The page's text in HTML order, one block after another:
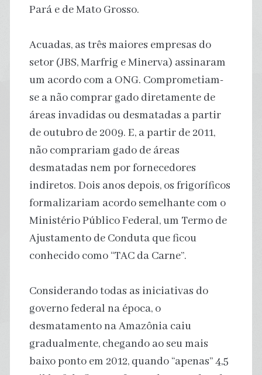
Pará e de Mato Grosso.
Acuadas, as três maiores empresas do
setor (JBS, Marfrig e Minerva) assinaram
um acordo com a ONG. Comprometiam-
se a não comprar gado diretamente de
áreas invadidas ou desmatadas a partir
de outubro de 2009. E, a partir de 2011,
não comprariam gado de áreas
desmatadas nem por fornecedores
indiretos. Dois anos depois, os frigoríficos
formalizariam acordo semelhante com o
Ministério Público Federal, um Termo de
Ajustamento de Conduta que ficou
conhecido como “TAC da Carne”.
Considerando todas as iniciativas do
governo federal na época, o
desmatamento na Amazônia caiu
gradualmente, chegando ao seu mais
baixo ponto em 2012, quando “apenas” 4,5